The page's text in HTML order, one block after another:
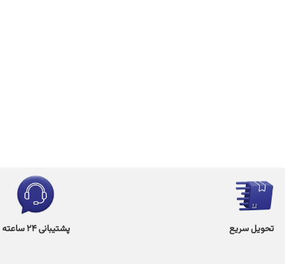
تحویل سریع پشتیبانی 24 ساعته